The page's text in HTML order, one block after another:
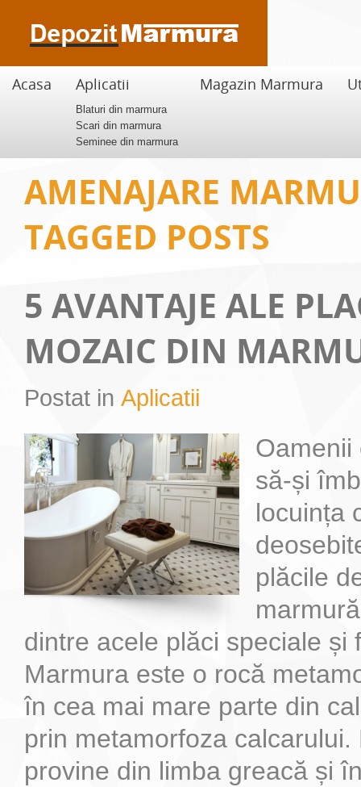
Acasa Aplicatii
Blaturi din marmura
Scari din marmura
Seminee din marmura
Magazin Marmura
Cum sa alegi piatra naturala potrivita pentru locuinta ta
AMENAJARE
TAGGED POSTS
5 AVANTAJE ALE
MOZAIC DIN
Postat in Aplicatii
Oamenii
să-și
locuința
plăcile
dintre acele plăci speciale
Marmura este o rocă
în cea mai mare parte din
prin metamorfoza calcarului.
provine din limba greacă și